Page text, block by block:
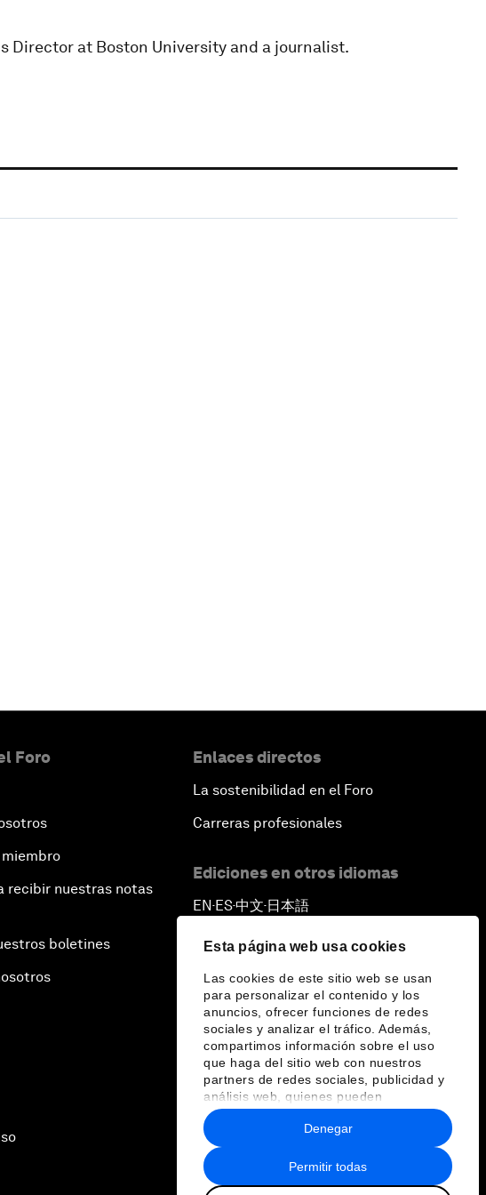
Esta página web usa cookies
Las cookies de este sitio web se usan
para personalizar el contenido y los
anuncios, ofrecer funciones de redes
sociales y analizar el tráfico. Además,
compartimos información sobre el uso
que haga del sitio web con nuestros
partners de redes sociales, publicidad y
análisis web, quienes pueden
combinarla con otra información que les
haya proporcionado o que hayan
recopilado a partir del uso que haya
hecho de sus servicios.
Permitir todas
Denegar
Director at Boston University and a journalist.
Foro
recibir nuestras notas
boletines
Enlaces directos
La sostenibilidad en el Foro
Carreras profesionales
Ediciones en otros idiomas
EN ▪ ES▪中文▪ 日本語